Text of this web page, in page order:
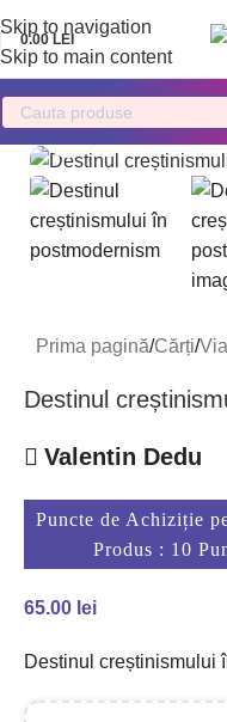
Skip to navigation
Skip to main content
0.00LEI
Mărește
Prima pagină/Cărți/
Destinul
Valentin Dedu
Puncte de Achiziție
Produs : 10
65.00 lei
Destinul creștinismului